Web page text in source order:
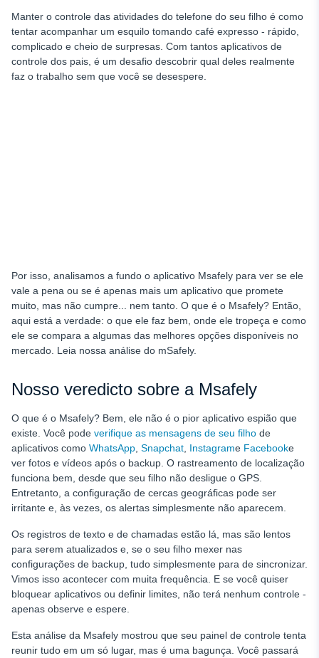
Manter o controle das atividades do telefone do seu filho é como
tentar acompanhar um esquilo tomando café expresso - rápido,
complicado e cheio de surpresas. Com tantos aplicativos de
controle dos pais, é um desafio descobrir qual deles realmente
faz o trabalho sem que você se desespere.
Por isso, analisamos a fundo o aplicativo Msafely para ver se ele
vale a pena ou se é apenas mais um aplicativo que promete
muito, mas não cumpre... nem tanto. O que é o Msafely? Então,
aqui está a verdade: o que ele faz bem, onde ele tropeça e como
ele se compara a algumas das melhores opções disponíveis no
mercado. Leia nossa análise do mSafely.
Nosso veredicto sobre a Msafely
O que é o Msafely? Bem, ele não é o pior aplicativo espião que
existe. Você pode verifique as mensagens de seu filho de
aplicativos como WhatsApp Snapchat Instagrame Facebooke
ver fotos e vídeos após o backup. O rastreamento de localização
funciona bem, desde que seu filho não desligue o GPS.
Entretanto, a configuração de cercas geográficas pode ser
irritante e, às vezes, os alertas simplesmente não aparecem.
Os registros de texto e de chamadas estão lá, mas são lentos
para serem atualizados e, se o seu filho mexer nas
configurações de backup, tudo simplesmente para de sincronizar.
Vimos isso acontecer com muita frequência. E se você quiser
bloquear aplicativos ou definir limites, não terá nenhum controle -
apenas observe e espere.
Esta análise da Msafely mostrou que seu painel de controle tenta
reunir tudo em um só lugar, mas é uma bagunça. Você passará
Verificação de mensagens
Período de teste
Instalação